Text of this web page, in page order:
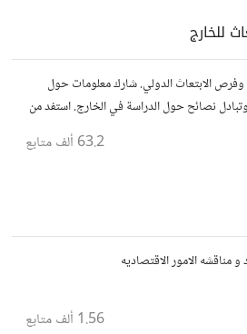
للخارج
وفرص الابتعاث الدولي. شارك معلومات حول
وتبادل نصائح حول الدراسة في الخارج. استفد من
63.2 ألف متابع
مناقشه الامور الاقتصاديه
1.56 ألف متابع